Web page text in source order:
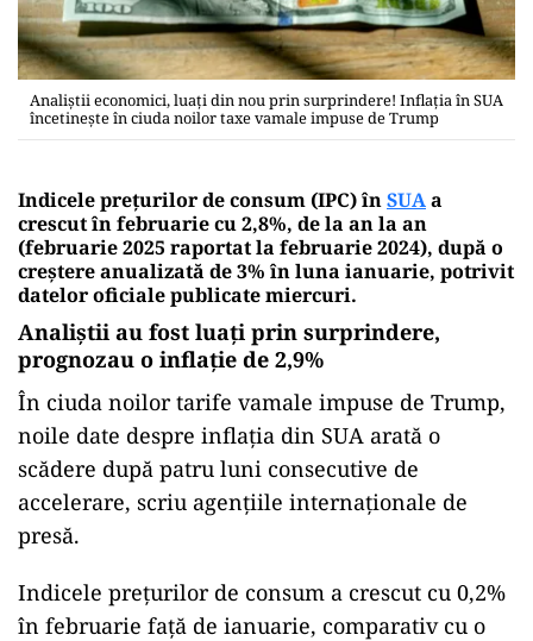
Analiştii economici, luaţi din nou prin surprindere! Inflaţia în SUA
încetineşte în ciuda noilor taxe vamale impuse de Trump
Indicele preţurilor de consum (IPC) înSUAa
crescut în februarie cu 2,8%, de la an la an
(februarie 2025 raportat la februarie 2024), după o
creştere anualizată de 3% în luna ianuarie, potrivit
datelor oficiale publicate miercuri.
Analiştii au fost luaţi prin surprindere,
prognozau o inflaţie de 2,9%
În ciuda noilor tarife vamale impuse de Trump,
noile date despre inflaţia din SUA arată o
scădere după patru luni consecutive de
accelerare, scriu agenţiile internaţionale de
presă.
Indicele preţurilor de consum a crescut cu 0,2%
în februarie faţă de ianuarie, comparativ cu o